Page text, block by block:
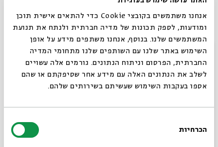
אנחנו משתמשים בקובצי Cookie כדי להתאים אישית תוכן
ומודעות, לספק תכונות של מדיה חברתית ולנתח את תנועת
המשתמשים שלנו. בנוסף, אנחנו משתפים מידע על אופן
השימוש באתר שלנו עם השותפים שלנו מתחומי המדיה
החברתית, הפרסום וניתוח הנתונים. גורמים אלה עשויים
לשלב את הנתונים האלה עם מידע אחר שסיפקתם או שהם
אספו בעקבות השימוש שעשיתם בשירותים שלהם.
הסכמה
הכרחיות
מלא כל הארץ כבודו
סגור